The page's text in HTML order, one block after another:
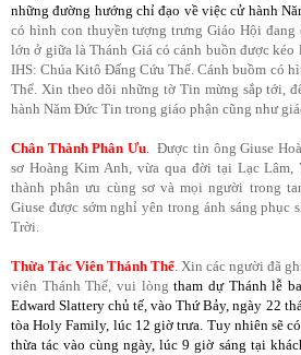
những đường hướng chỉ đạo về việc cử hành
có hình con thuyền tượng trưng Giáo Hội đang
lớn ở giữa là Thánh Giá có cánh buồn được
IHS: Chúa Kitô Đấng Cứu Thế. Cánh buồm có
Thể. Xin theo dõi những tờ Tin mừng sắp tới,
hành Năm Đức Tin trong giáo phận cũng như
Chân Thành Phân Ưu
Được tin ông Giuse
sơ Hoàng Kim Anh, vừa qua đời tại Lạc
thành phân ưu cùng sơ và mọi người trong
Giuse được sớm nghỉ yên trong ánh sáng phục
Trời.
Thừa Tác Viên Thánh Thể . Xin các người đã
viên Thánh Thể, vui lòngtham dự Thánh lễ
Edward Slattery chủ tế, vào Thứ Bảy, ngày 22
tòa Holy Family, lúc 12 giờ trưa. Tuy nhiên sẽ
thừa tác vào cùng ngày, lúc 9 giờ sáng tại